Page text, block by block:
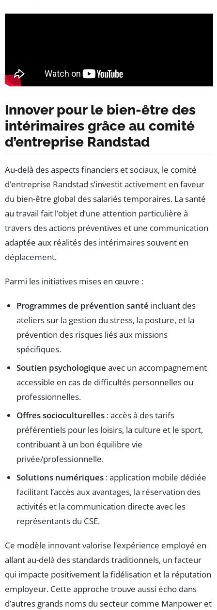
Innover pour le bien-être des
intérimaires grâce au comité
d’entreprise Randstad
Au-delà des aspects financiers et sociaux, le comité
d’entreprise Randstad s’investit activement en faveur
du bien-être global des salariés temporaires. La santé
au travail fait l’objet d’une attention particulière à
travers des actions préventives et une communication
adaptée aux réalités des intérimaires souvent en
déplacement.
Parmi les initiatives mises en œuvre :
Programmes de prévention santé incluant des
ateliers sur la gestion du stress, la posture, et la
prévention des risques liés aux missions
spécifiques.
Soutien psychologique avec un accompagnement
accessible en cas de difficultés personnelles ou
professionnelles.
Offres socioculturelles : accès à des tarifs
préférentiels pour les loisirs, la culture et le sport,
contribuant à un bon équilibre vie
privée/professionnelle.
Solutions numériques : application mobile dédiée
facilitant l’accès aux avantages, la réservation des
activités et la communication directe avec les
représentants du CSE.
Ce modèle innovant valorise l’expérience employé en
allant au-delà des standards traditionnels, un facteur
qui impacte positivement la fidélisation et la réputation
employeur. Cette approche trouve aussi écho dans
d’autres grands noms du secteur comme Manpower et